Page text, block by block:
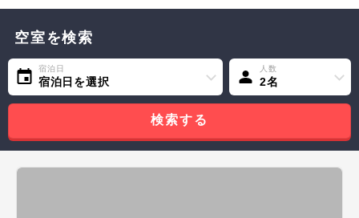
空室を検索
宿泊日
宿泊日を選択
人数
2名
検索する